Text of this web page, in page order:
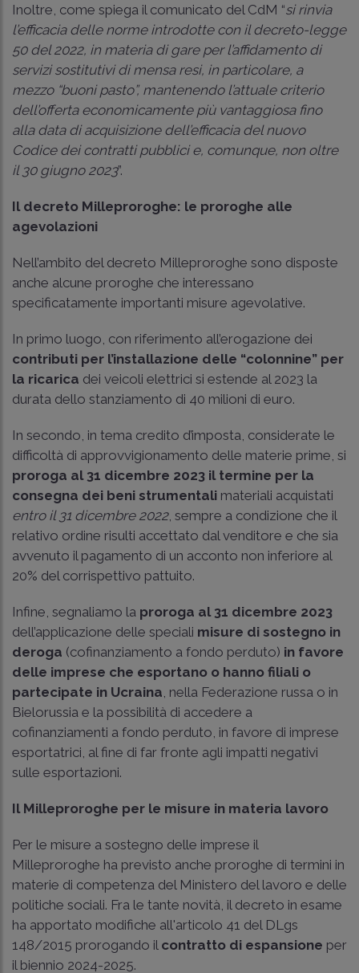
Inoltre, come spiega il comunicato del CdM “si rinvia
l’efficacia delle norme introdotte con il decreto-legge
50 del 2022, in materia di gare per l’affidamento di
servizi sostitutivi di mensa resi, in particolare, a
mezzo “buoni pasto”, mantenendo l’attuale criterio
dell’offerta economicamente più vantaggiosa fino
alla data di acquisizione dell’efficacia del nuovo
Codice dei contratti pubblici e, comunque, non oltre
il 30 giugno 2023”.
Il decreto Milleproroghe: le proroghe alle
agevolazioni
Nell’ambito del decreto Milleproroghe sono disposte
anche alcune proroghe che interessano
specificatamente importanti misure agevolative.
In primo luogo, con riferimento all’erogazione dei
contributi per l’installazione delle “colonnine” per
la ricarica dei veicoli elettrici si estende al 2023 la
durata dello stanziamento di 40 milioni di euro.
In secondo, in tema credito d’imposta, considerate le
difficoltà di approvvigionamento delle materie prime, si
proroga al 31 dicembre 2023 il termine per la
consegna dei beni strumentali materiali acquistati
entro il 31 dicembre 2022, sempre a condizione che il
relativo ordine risulti accettato dal venditore e che sia
avvenuto il pagamento di un acconto non inferiore al
20% del corrispettivo pattuito.
Infine, segnaliamo la proroga al 31 dicembre 2023
dell’applicazione delle speciali misure di sostegno in
deroga (cofinanziamento a fondo perduto) in favore
delle imprese che esportano o hanno filiali o
partecipate in Ucraina , nella Federazione russa o in
Bielorussia e la possibilità di accedere a
cofinanziamenti a fondo perduto, in favore di imprese
esportatrici, al fine di far fronte agli impatti negativi
sulle esportazioni.
Il Milleproroghe per le misure in materia lavoro
Per le misure a sostegno delle imprese il
Milleproroghe ha previsto anche proroghe di termini in
materie di competenza del Ministero del lavoro e delle
politiche sociali. Fra le tante novità, il decreto in esame
ha apportato modifiche all'articolo 41 del DLgs
148/2015 prorogando il contratto di espansione per
il biennio 2024-2025.